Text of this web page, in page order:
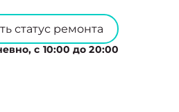
статус ремонта
с 10:00 до 20:00